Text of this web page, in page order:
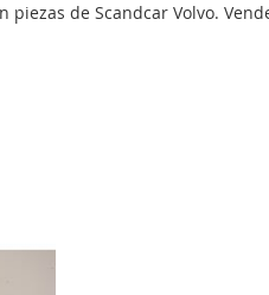
de Scandcar Volvo.